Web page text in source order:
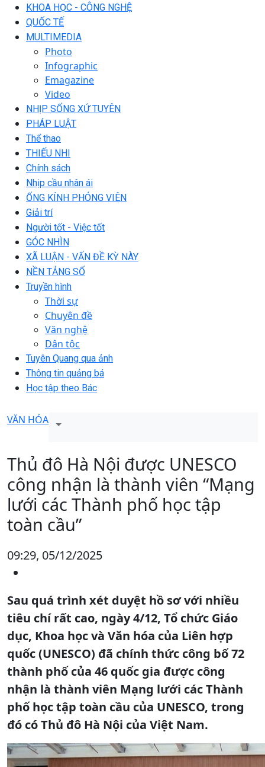
KHOA HỌC - CÔNG NGHỆ
QUỐC TẾ
MULTIMEDIA
Photo
Infographic
Emagazine
Video
NHỊP SỐNG XỨ TUYÊN
PHÁP LUẬT
Thể thao
THIẾU NHI
Chính sách
Nhịp cầu nhân ái
ỐNG KÍNH PHÓNG VIÊN
Giải trí
Người tốt - Việc tốt
GÓC NHÌN
XÃ LUẬN - VẤN ĐỀ KỲ NÀY
NỀN TẢNG SỐ
Truyền hình
Thời sự
Chuyên đề
Văn nghệ
Dân tộc
Tuyên Quang qua ảnh
Thông tin quảng bá
Học tập theo Bác
VĂN HÓA
Thủ đô Hà Nội được UNESCO
công nhận là thành viên “Mạng
lưới các Thành phố học tập
toàn cầu”
09:29, 05/12/2025
Sau quá trình xét duyệt hồ sơ với nhiều
tiêu chí rất cao, ngày 4/12, Tổ chức Giáo
dục, Khoa học và Văn hóa của Liên hợp
quốc (UNESCO) đã chính thức công bố 72
thành phố của 46 quốc gia được công
nhận là thành viên Mạng lưới các Thành
phố học tập toàn cầu của UNESCO, trong
đó có Thủ đô Hà Nội của Việt Nam.